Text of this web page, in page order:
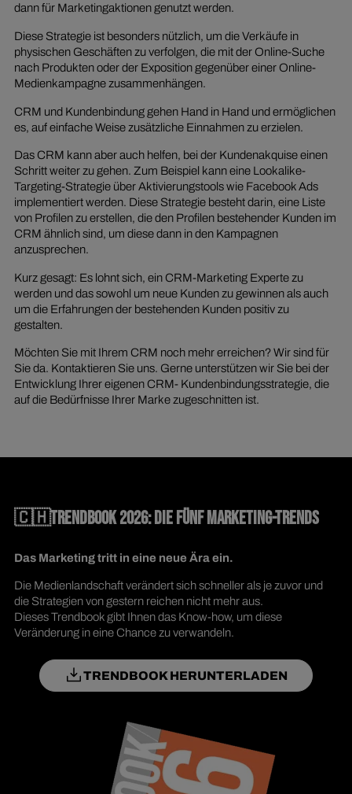
dann für Marketingaktionen genutzt werden.
Diese Strategie ist besonders nützlich, um die Verkäufe in
physischen Geschäften zu verfolgen, die mit der Online-Suche
nach Produkten oder der Exposition gegenüber einer Online-
Medienkampagne zusammenhängen.
CRM und Kundenbindung gehen Hand in Hand und ermöglichen
es, auf einfache Weise zusätzliche Einnahmen zu erzielen.
Das CRM kann aber auch helfen, bei der Kundenakquise einen
Schritt weiter zu gehen. Zum Beispiel kann eine Lookalike-
Targeting-Strategie über Aktivierungstools wie Facebook Ads
implementiert werden. Diese Strategie besteht darin, eine Liste
von Profilen zu erstellen, die den Profilen bestehender Kunden im
CRM ähnlich sind, um diese dann in den Kampagnen
anzusprechen.
Kurz gesagt: Es lohnt sich, ein CRM-Marketing Experte zu
werden und das sowohl um neue Kunden zu gewinnen als auch
um die Erfahrungen der bestehenden Kunden positiv zu
gestalten.
Möchten Sie mit Ihrem CRM noch mehr erreichen? Wir sind für
Sie da. Kontaktieren Sie uns. Gerne unterstützen wir Sie bei der
Entwicklung Ihrer eigenen CRM- Kundenbindungsstrategie, die
auf die Bedürfnisse Ihrer Marke zugeschnitten ist.
🇨🇭TRENDBOOK 2026: DIE FÜNF MARKETING-TRENDS
Das Marketing tritt in eine neue Ära ein.
Die Medienlandschaft verändert sich schneller als je zuvor und
die Strategien von gestern reichen nicht mehr aus.
Dieses Trendbook gibt Ihnen das Know-how, um diese
Veränderung in eine Chance zu verwandeln.
TRENDBOOK HERUNTERLADEN